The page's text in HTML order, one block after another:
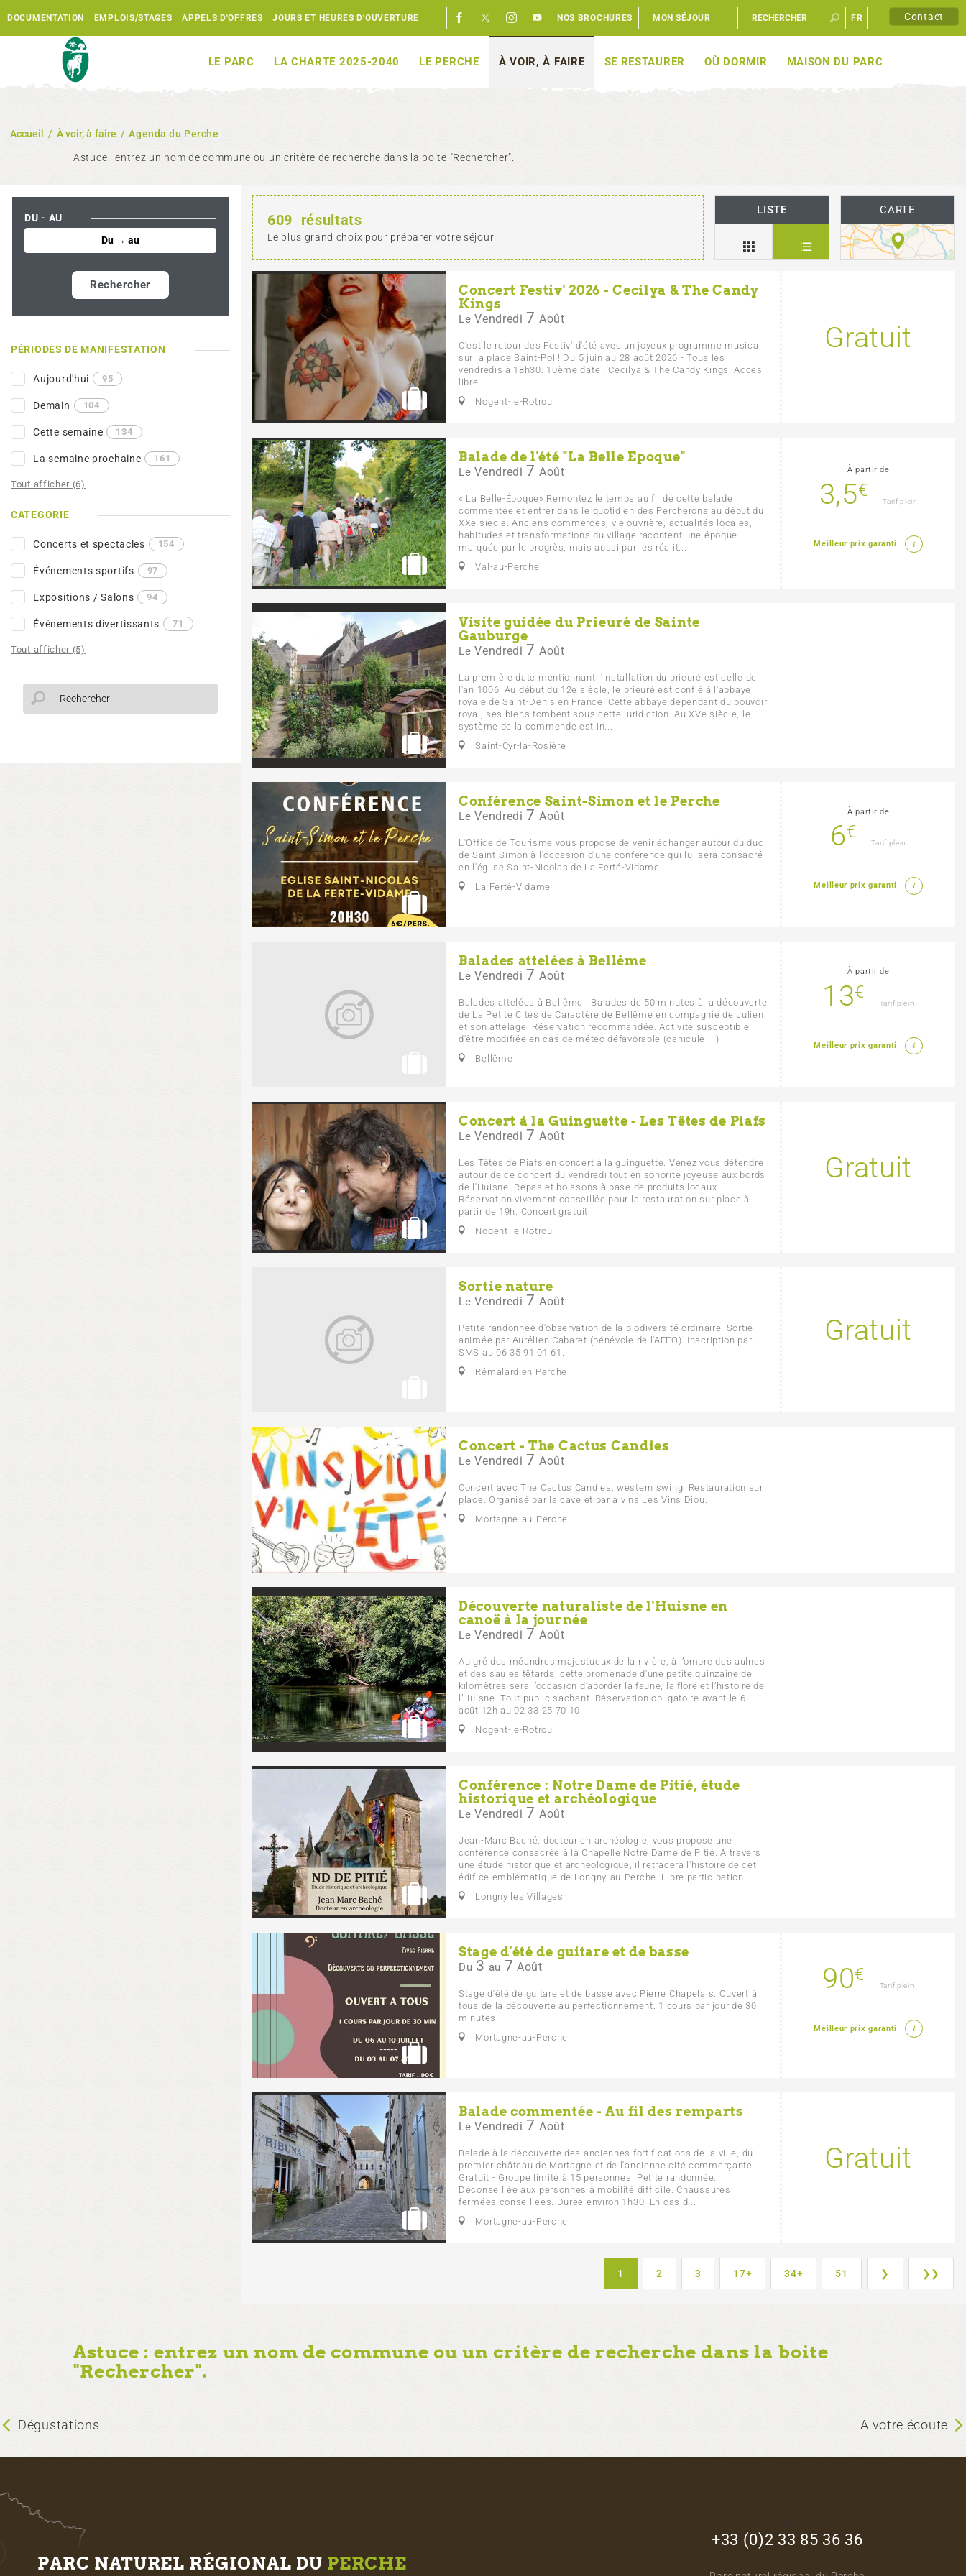
Contact
DOCUMENTATION EMPLOIS/STAGES APPELS D'OFFRES JOURS ET HEURES D'OUVERTURE FR
MON SÉJOUR
NOS BROCHURES
LE PARC LA CHARTE 2025-2040 LE PERCHE À VOIR, À FAIRE SE RESTAURER OÙ DORMIR MAISON DU PARC
Accueil / À voir, à faire / Agenda du Perche
Astuce : entrez un nom de commune ou un critère de recherche dans la boite "Rechercher".
DU - AU
Rechercher
PÉRIODES DE MANIFESTATION
Aujourd'hui 95
Demain 104
Cette semaine 134
La semaine prochaine 161
Tout afficher (6)
CATÉGORIE
Concerts et spectacles 154
Événements sportifs 97
Expositions / Salons 94
Événements divertissants 71
Tout afficher (5)
609 résultats
Le plus grand choix pour préparer votre séjour
LISTE CARTE
Concert Festiv' 2026 - Cecilya & The Candy
Kings
Le Vendredi 7 Août
C'est le retour des Festiv' d'été avec un joyeux programme musical
sur la place Saint-Pol ! Du 5 juin au 28 août 2026 - Tous les
vendredis à 18h30. 10ème date : Cecilya & The Candy Kings. Accès
libre
Nogent-le-Rotrou
Gratuit
Balade de l'été "La Belle Epoque"
Le Vendredi 7 Août
« La Belle-Époque» Remontez le temps au fil de cette balade
commentée et entrer dans le quotidien des Percherons au début du
XXe siècle. Anciens commerces, vie ouvrière, actualités locales,
habitudes et transformations du village racontent une époque
marquée par le progrès, mais aussi par les réalit...
Val-au-Perche
À partir de
3,5€
Tarif plein
Meilleur prix garanti
Visite guidée du Prieuré de Sainte
Gauburge
Le Vendredi 7 Août
La première date mentionnant l'installation du prieuré est celle de
l'an 1006. Au début du 12e siècle, le prieuré est confié à l'abbaye
royale de Saint-Denis en France. Cette abbaye dépendant du pouvoir
royal, ses biens tombent sous cette juridiction. Au XVe siècle, le
système de la commende est in...
Saint-Cyr-la-Rosière
Conférence Saint-Simon et le Perche
Le Vendredi 7 Août
L'Office de Tourisme vous propose de venir échanger autour du duc
de Saint-Simon à l'occasion d'une conférence qui lui sera consacré
en l'église Saint-Nicolas de La Ferté-Vidame.
La Ferté-Vidame
À partir de
6€
Tarif plein
Meilleur prix garanti
Balades attelées à Bellême
Le Vendredi 7 Août
Balades attelées à Bellême : Balades de 50 minutes à la découverte
de La Petite Cités de Caractère de Bellême en compagnie de Julien
et son attelage. Réservation recommandée. Activité susceptible
d'être modifiée en cas de météo défavorable (canicule ...)
Bellême
À partir de
13€
Tarif plein
Meilleur prix garanti
Concert à la Guinguette - Les Têtes de Piafs
Le Vendredi 7 Août
Les Têtes de Piafs en concert à la guinguette. Venez vous détendre
autour de ce concert du vendredi tout en sonorité joyeuse aux bords
de l'Huisne. Repas et boissons à base de produits locaux.
Réservation vivement conseillée pour la restauration sur place à
partir de 19h. Concert gratuit.
Nogent-le-Rotrou
Gratuit
Sortie nature
Le Vendredi 7 Août
Petite randonnée d'observation de la biodiversité ordinaire. Sortie
animée par Aurélien Cabaret (bénévole de l'AFFO). Inscription par
SMS au 06 35 91 01 61.
Rémalard en Perche
Gratuit
Concert - The Cactus Candies
Le Vendredi 7 Août
Concert avec The Cactus Candies, western swing. Restauration sur
place. Organisé par la cave et bar à vins Les Vins Diou.
Mortagne-au-Perche
Découverte naturaliste de l'Huisne en
canoë à la journée
Le Vendredi 7 Août
Au gré des méandres majestueux de la rivière, à l’ombre des aulnes
et des saules têtards, cette promenade d’une petite quinzaine de
kilomètres sera l’occasion d’aborder la faune, la flore et l’histoire de
l’Huisne. Tout public sachant. Réservation obligatoire avant le 6
août 12h au 02 33 25 70 10.
Nogent-le-Rotrou
Conférence : Notre Dame de Pitié, étude
historique et archéologique
Le Vendredi 7 Août
Jean-Marc Baché, docteur en archéologie, vous propose une
conférence consacrée à la Chapelle Notre Dame de Pitié. A travers
une étude historique et archéologique, il retracera l'histoire de cet
édifice emblématique de Longny-au-Perche. Libre participation.
Longny les Villages
Stage d'été de guitare et de basse
Du 3 au 7 Août
Stage d'été de guitare et de basse avec Pierre Chapelais. Ouvert à
tous de la découverte au perfectionnement. 1 cours par jour de 30
minutes.
Mortagne-au-Perche
90€
Tarif plein
Meilleur prix garanti
Balade commentée - Au fil des remparts
Le Vendredi 7 Août
Balade à la découverte des anciennes fortifications de la ville, du
premier château de Mortagne et de l'ancienne cité commerçante.
Gratuit - Groupe limité à 15 personnes. Petite randonnée.
Déconseillée aux personnes à mobilité difficile. Chaussures
fermées conseillées. Durée environ 1h30. En cas d...
Mortagne-au-Perche
Gratuit
1 2 3 17+ 34+ 51 ❯ ❯❯
Astuce : entrez un nom de commune ou un critère de recherche dans la boite
"Rechercher".
Dégustations A votre écoute
PARC NATUREL RÉGIONAL DU PERCHE
+33 (0)2 33 85 36 36